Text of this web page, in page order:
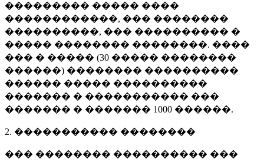
��������� ����� ����
������������, ��� ��������
����������, ��� ���������� �
����� �������� ��������. ����
��� � ����� (30 ����� ��������
������) �������� ����������
������ ����� ����������
������� � ����������� ���
������� � ������� 1000 ������.
2. ����������� ��������
��� �������� ���������� ���